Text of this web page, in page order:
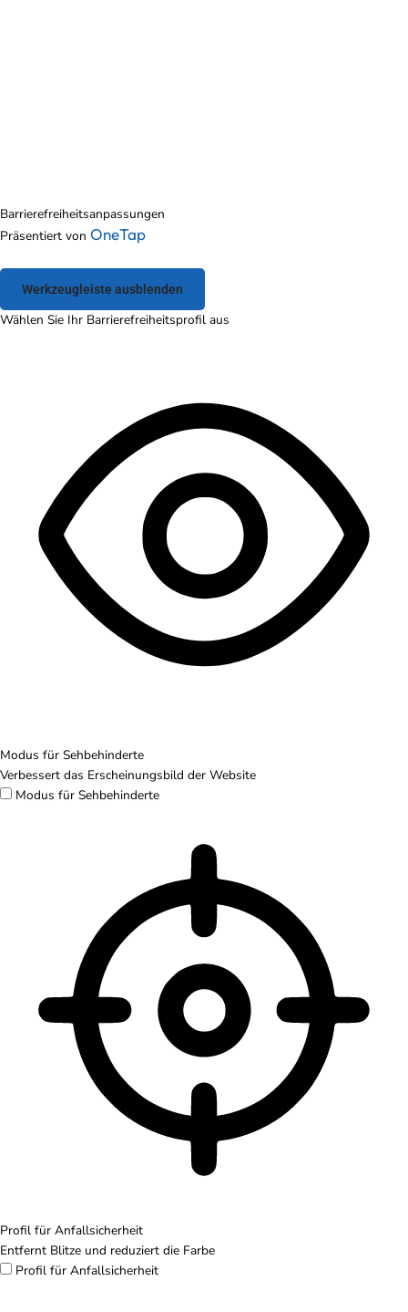
Barrierefreiheitsanpassungen
Präsentiert von OneTap
Werkzeugleiste ausblenden
Wählen Sie Ihr Barrierefreiheitsprofil aus
Modus für Sehbehinderte
Verbessert das Erscheinungsbild der Website
Modus für Sehbehinderte
Profil für Anfallsicherheit
Entfernt Blitze und reduziert die Farbe
Profil für Anfallsicherheit